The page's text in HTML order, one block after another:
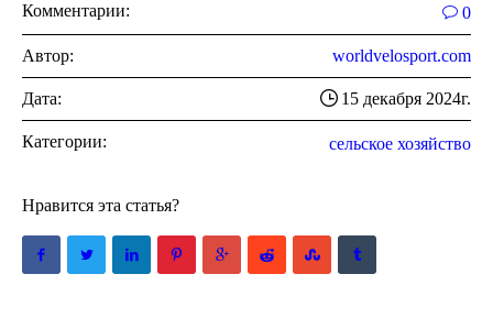
Комментарии: 0
Автор: worldvelosport.com
Дата: 15 декабря 2024г.
Категории: сельское хозяйство
Нравится эта статья?